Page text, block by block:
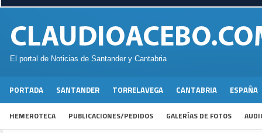
El portal de Noticias de Santander y Cantabria
PORTADA SANTANDER TORRELAVEGA CANTABRIA ESPAÑA
HEMEROTECA PUBLICACIONES/PEDIDOS GALERÍAS DE FOTOS